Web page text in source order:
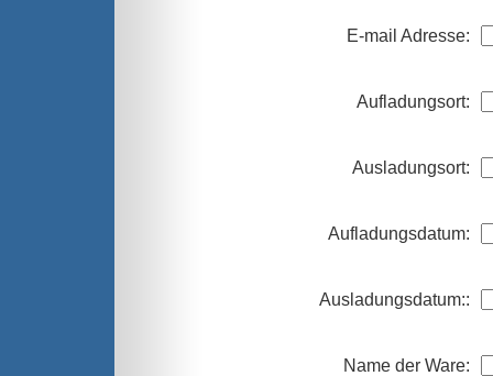
E-mail Adresse:
Aufladungsort:
Ausladungsort:
Aufladungsdatum:
Ausladungsdatum::
Name der Ware: